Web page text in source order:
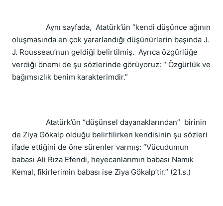
Aynı sayfada, Atatürk’ün “kendi düşünce ağının
oluşmasında en çok yararlandığı düşünürlerin başında J.
J. Rousseau’nun geldiği belirtilmiş. Ayrıca özgürlüğe
verdiği önemi de şu sözlerinde görüyoruz: “ Özgürlük ve
bağımsızlık benim karakterimdir.”
Atatürk’ün “düşünsel dayanaklarından” birinin
de Ziya Gökalp olduğu belirtilirken kendisinin şu sözleri
ifade ettiğini de öne sürenler varmış: “Vücudumun
babası Ali Rıza Efendi, heyecanlarımın babası Namık
Kemal, fikirlerimin babası ise Ziya Gökalp’tir.” (21.s.)